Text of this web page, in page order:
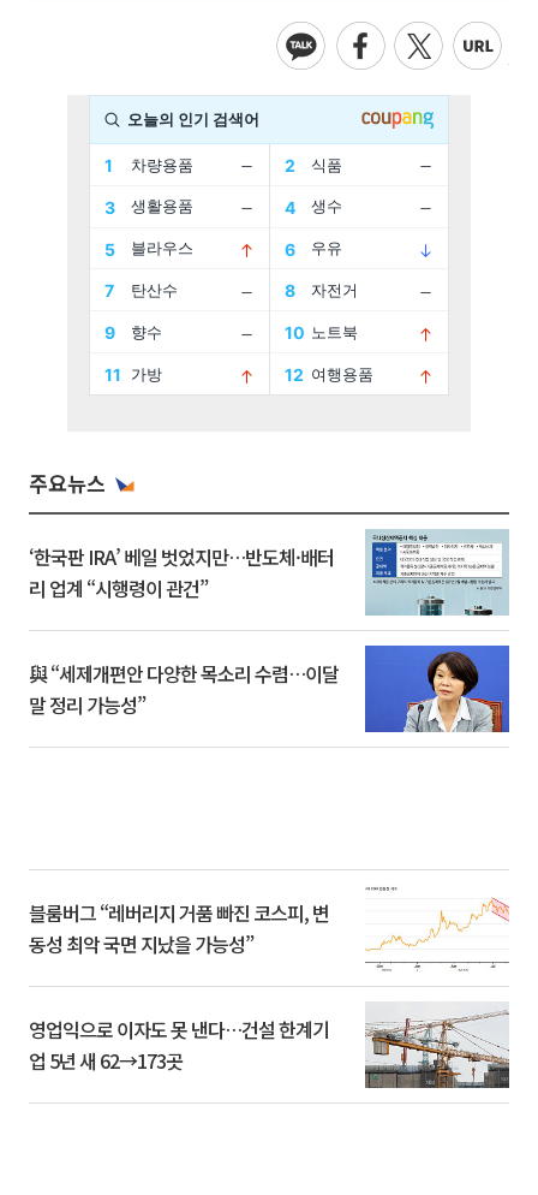
주요뉴스
‘한국판 IRA’ 베일 벗었지만…반도체·배터
리 업계 “시행령이 관건”
與 “세제개편안 다양한 목소리 수렴…이달
말 정리 가능성”
블룸버그 “레버리지 거품 빠진 코스피, 변
동성 최악 국면 지났을 가능성”
영업익으로 이자도 못 낸다…건설 한계기
업 5년 새 62→173곳